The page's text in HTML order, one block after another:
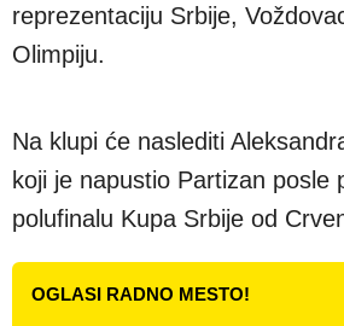
reprezentaciju Srbije,
Olimpiju.
Na klupi će naslediti
koji je napustio Partizan posle
polufinalu Kupa Srbije od
OGLASI RADNO MESTO!